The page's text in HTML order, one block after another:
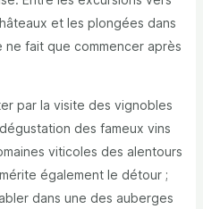
et les plongées dans
ne fait que commencer après
par la visite des vignobles
des fameux vins
viticoles des alentours
également le détour ;
dans une des auberges